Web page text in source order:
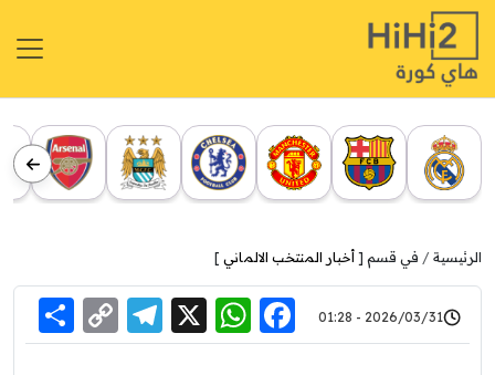
الرئيسية في قسم [ أخبار المنتخب الالماني ]
2026/03/31 - 01:28
Facebook
WhatsApp
X
Link